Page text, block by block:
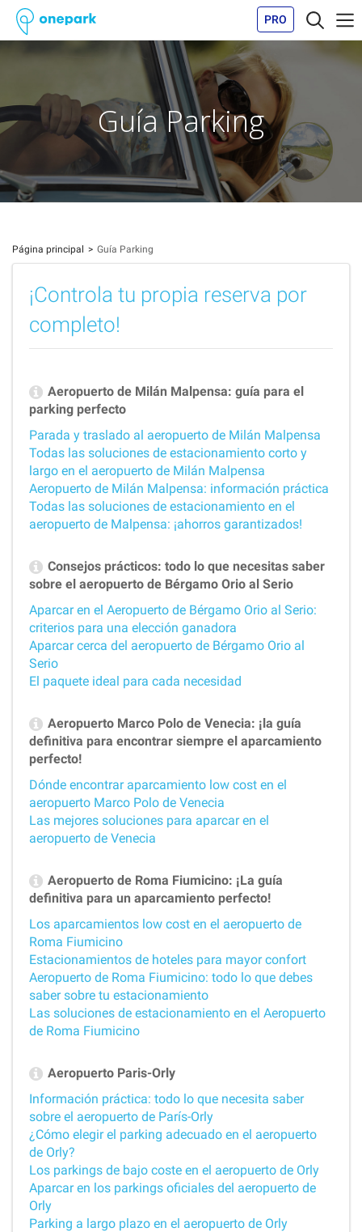
PRO
Guía Parking
Página principal Guía Parking
¡Controla tu propia reserva por
completo!
Aeropuerto de Milán Malpensa: guía para el
parking perfecto
Parada y traslado al aeropuerto de Milán Malpensa
Todas las soluciones de estacionamiento corto y
largo en el aeropuerto de Milán Malpensa
Aeropuerto de Milán Malpensa: información práctica
Todas las soluciones de estacionamiento en el
aeropuerto de Malpensa: ¡ahorros garantizados!
Consejos prácticos: todo lo que necesitas saber
sobre el aeropuerto de Bérgamo Orio al Serio
Aparcar en el Aeropuerto de Bérgamo Orio al Serio:
criterios para una elección ganadora
Aparcar cerca del aeropuerto de Bérgamo Orio al
Serio
El paquete ideal para cada necesidad
Aeropuerto Marco Polo de Venecia: ¡la guía
definitiva para encontrar siempre el aparcamiento
perfecto!
Dónde encontrar aparcamiento low cost en el
aeropuerto Marco Polo de Venecia
Las mejores soluciones para aparcar en el
aeropuerto de Venecia
Aeropuerto de Roma Fiumicino: ¡La guía
definitiva para un aparcamiento perfecto!
Los aparcamientos low cost en el aeropuerto de
Roma Fiumicino
Estacionamientos de hoteles para mayor confort
Aeropuerto de Roma Fiumicino: todo lo que debes
saber sobre tu estacionamiento
Las soluciones de estacionamiento en el Aeropuerto
de Roma Fiumicino
Aeropuerto Paris-Orly
Información práctica: todo lo que necesita saber
sobre el aeropuerto de París-Orly
¿Cómo elegir el parking adecuado en el aeropuerto
de Orly?
Los parkings de bajo coste en el aeropuerto de Orly
Aparcar en los parkings oficiales del aeropuerto de
Orly
Parking a largo plazo en el aeropuerto de Orly